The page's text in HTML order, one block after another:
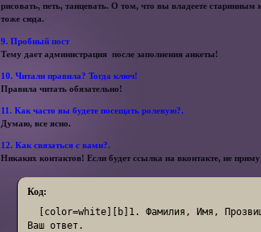
рисовать, петь, танцевать. О том, что вы владеете
тоже сюда.
9. Пробный пост
Тему дает администрация после заполнения анкеты!
10. Читали правила? Тогда ключ!
Правила читать обязательно!
11. Как часто вы будете посещать ролевую?.
Думаю, все ясно.
12. Как связаться с вами?.
Никаких контактов! Если будет ссылка на вконтакте, не
Код:
[color=white][b]1. Фамилия, Имя,
Ваш ответ.